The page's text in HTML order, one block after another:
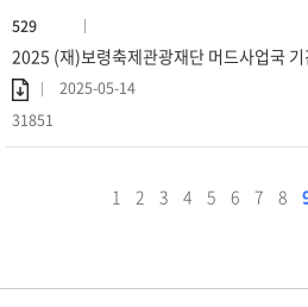
529
2025 (재)보령축제관광재단 머드사업국 기
2025-05-14
31851
1 2 3 4 5 6 7 8